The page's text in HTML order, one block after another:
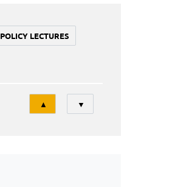
POLICY LECTURES
Tri
▲ ▼